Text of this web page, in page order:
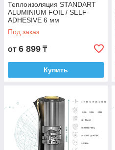
Теплоизоляция STANDART
ALUMINIUM FOIL / SELF-
ADHESIVE 6 мм
самоклеющаяся с алюм.
покрытием
Под заказ
от 6 899 ₸
Купить